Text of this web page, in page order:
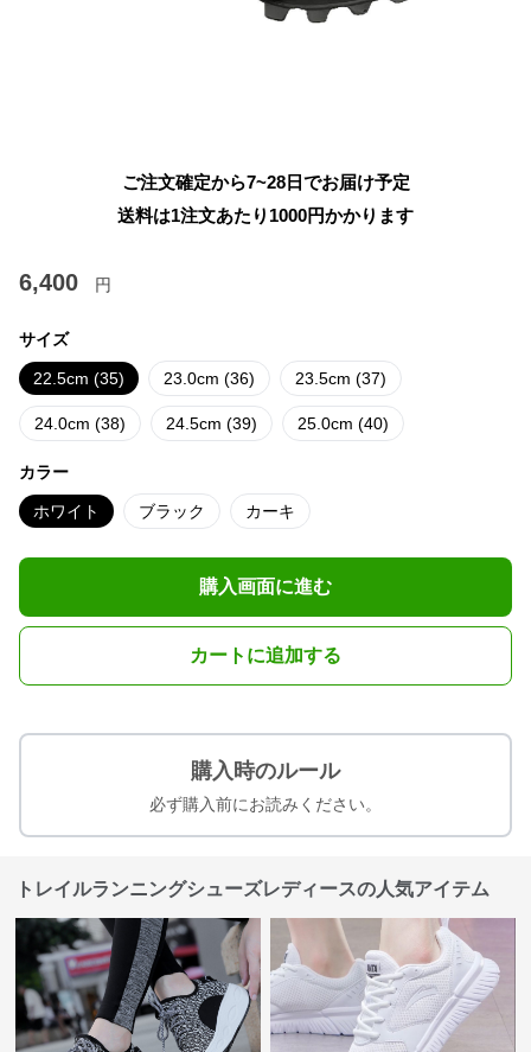
ご注文確定から7~28日でお届け予定
送料は1注文あたり 1000円かかります
6,400 円
サイズ
22.5cm (35) 23.0cm (36) 23.5cm (37)
24.0cm (38) 24.5cm (39) 25.0cm (40)
カラー
ホワイト ブラック カーキ
購入画面に進む
カートに追加する
購入時のルール
必ず購入前にお読みください。
トレイルランニングシューズレディースの人気アイテム